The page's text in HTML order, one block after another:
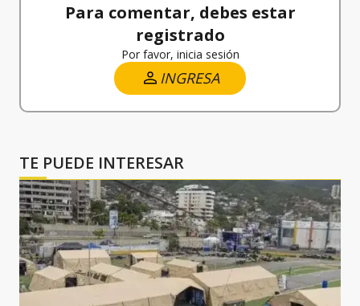
Para comentar, debes estar
registrado
Por favor, inicia sesión
INGRESA
TE PUEDE INTERESAR